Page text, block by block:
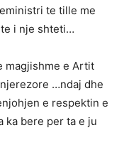
te tille me
i nje shteti…
magjishme e Artit
…ndaj dhe
e respektin e
ka bere per ta e ju